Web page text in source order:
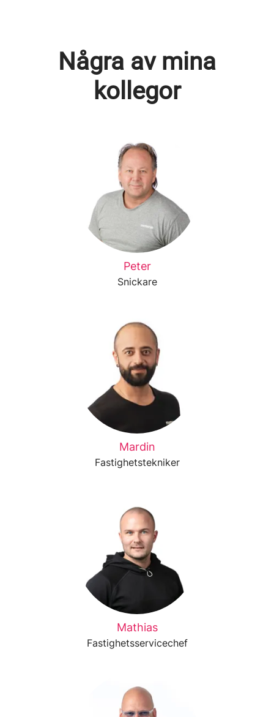
Några av mina
kollegor
Peter
Snickare
Mardin
Fastighetstekniker
Mathias
Fastighetsservicechef